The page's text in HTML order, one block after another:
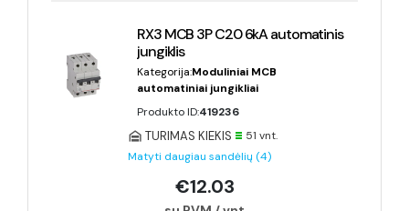
RX3 MCB 3P C20 6kA automatinis
jungiklis
Kategorija:Moduliniai MCB
automatiniai jungikliai
Produkto ID:419236
51 vnt.
TURIMAS KIEKIS
Matyti daugiau sandėlių (4)
€12.03